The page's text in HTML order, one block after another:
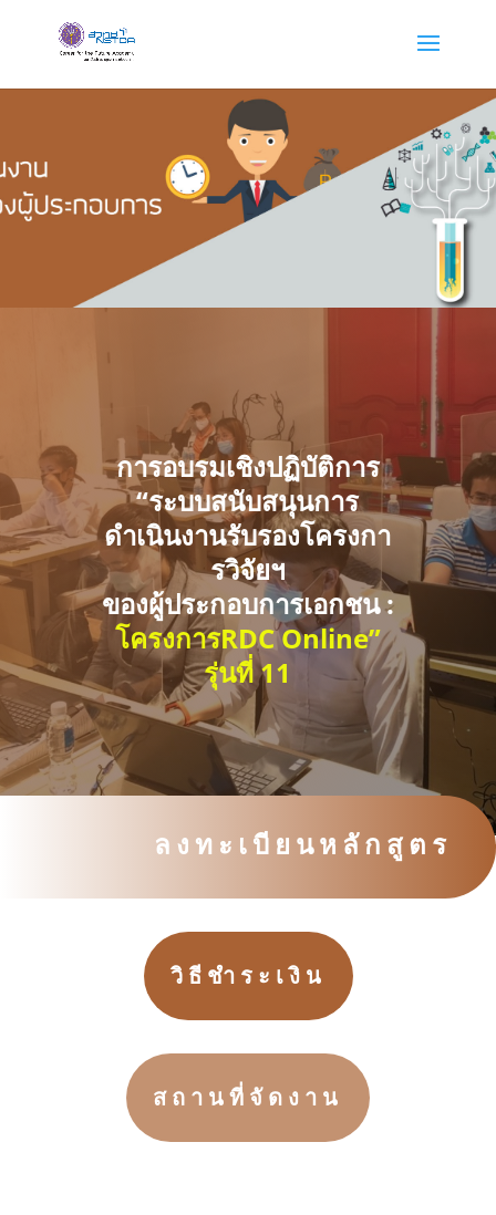
การอบรมเชิงปฏิบัติการ
“ระบบสนับสนุนการ
ดำเนินงานรับรองโครงกา
รวิจัยฯ
ของผู้ประกอบการเอกชน :
โครงการRDC Online”
รุ่นที่ 11
ลงทะเบียนหลักสูตร
วิธีชำระเงิน
สถานที่จัดงาน